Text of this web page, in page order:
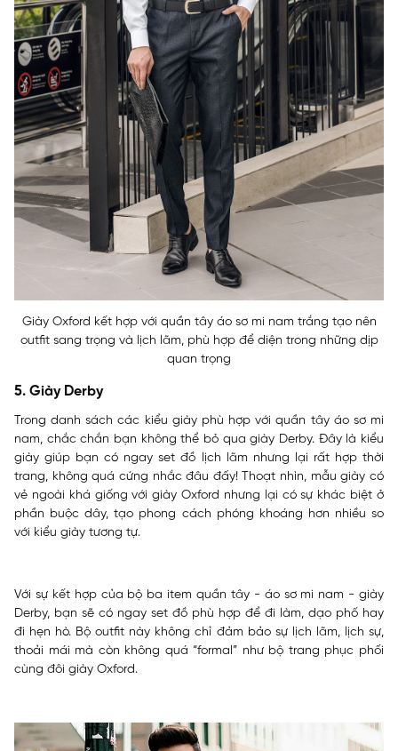
Giày Oxford kết hợp với quần tây áo sơ mi nam trắng tạo nên
outfit sang trọng và lịch lãm, phù hợp để diện trong những dịp
quan trọng
5. Giày Derby
Trong danh sách các kiểu giày phù hợp với quần tây áo sơ mi
nam, chắc chắn bạn không thể bỏ qua giày Derby. Đây là kiểu
giày giúp bạn có ngay set đồ lịch lãm nhưng lại rất hợp thời
trang, không quá cứng nhắc đâu đấy! Thoạt nhìn, mẫu giày có
vẻ ngoài khá giống với giày Oxford nhưng lại có sự khác biệt ở
phần buộc dây, tạo phong cách phóng khoáng hơn nhiều so
với kiểu giày tương tự.
Với sự kết hợp của bộ ba item quần tây - áo sơ mi nam - giày
Derby, bạn sẽ có ngay set đồ phù hợp để đi làm, dạo phố hay
đi hẹn hò. Bộ outfit này không chỉ đảm bảo sự lịch lãm, lịch sự,
thoải mái mà còn không quá “formal” như bộ trang phục phối
cùng đôi giày Oxford.